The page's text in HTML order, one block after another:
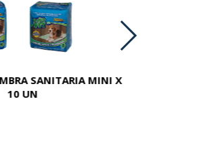
SANITARIA MINI X
10 UN